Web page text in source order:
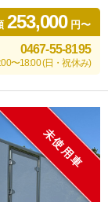
253,000円〜
0467-55-8195
〜18:00 (日・祝休み)
未使用車